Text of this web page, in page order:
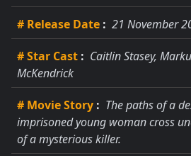
# Release Date : 21 November
# Star Cast : Caitlin Stasey,
McKendrick
# Movie Story : The paths of a
imprisoned young woman cross
of a mysterious killer.